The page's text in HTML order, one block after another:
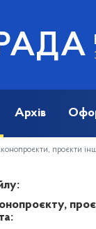
Архів
проєкти